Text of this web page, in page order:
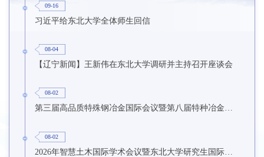
09-16
习近平给东北大学全体师生回信
08-04
【辽宁新闻】王新伟在东北大学调研并主持召开座谈会
08-02
第三届高品质特殊钢冶金国际会议暨第八届特种冶金技术学术会议在东北大学召开
08-02
2026年智慧土木国际学术会议暨东北大学研究生国际暑期学校第九期在东北大学召开